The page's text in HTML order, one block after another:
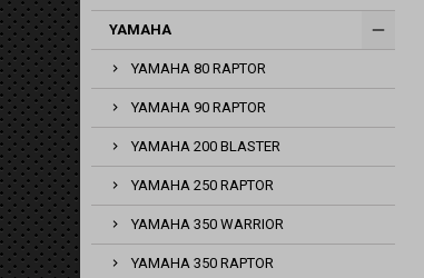
YAMAHA
YAMAHA 80 RAPTOR
YAMAHA 90 RAPTOR
YAMAHA 200 BLASTER
YAMAHA 250 RAPTOR
YAMAHA 350 WARRIOR
YAMAHA 350 RAPTOR